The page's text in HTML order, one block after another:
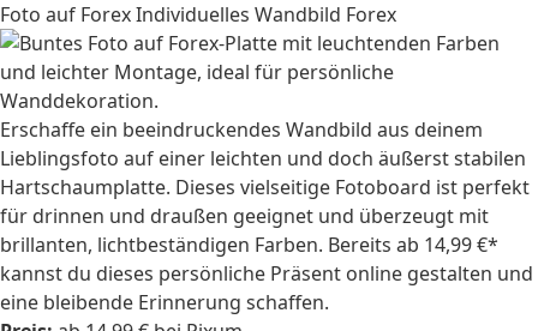
Foto auf Forex Individuelles Wandbild Forex
Erschaffe ein beeindruckendes Wandbild aus deinem
Lieblingsfoto auf einer leichten und doch äußerst stabilen
Hartschaumplatte. Dieses vielseitige Fotoboard ist perfekt
für drinnen und draußen geeignet und überzeugt mit
brillanten, lichtbeständigen Farben. Bereits ab 14,99 €*
kannst du dieses persönliche Präsent online gestalten und
eine bleibende Erinnerung schaffen.